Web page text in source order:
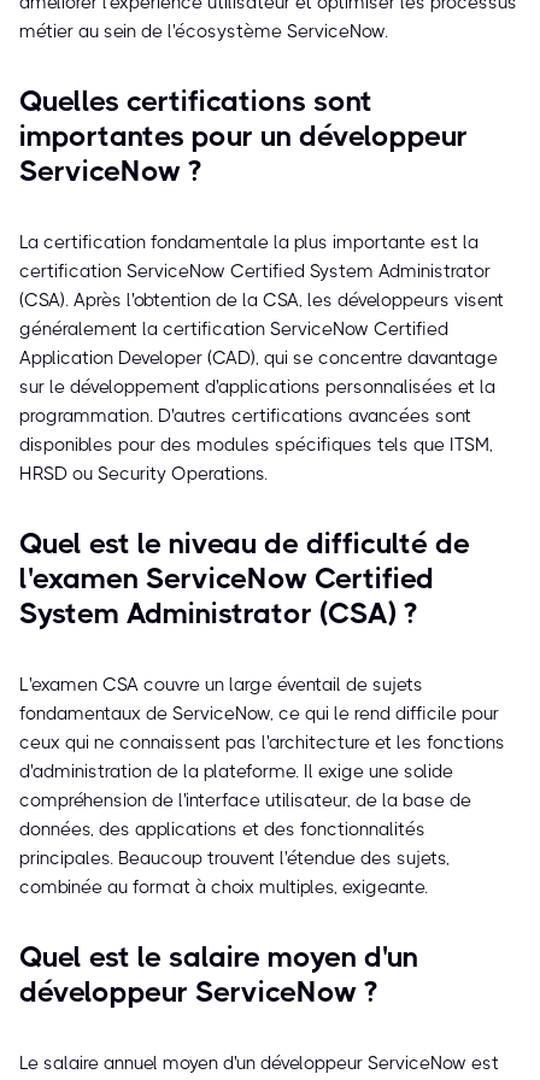
métier au sein de l'écosystème ServiceNow.
Quelles certifications sont
importantes pour un développeur
ServiceNow ?
La certification fondamentale la plus importante est la
certification ServiceNow Certified System Administrator
(CSA). Après l'obtention de la CSA, les développeurs visent
généralement la certification ServiceNow Certified
Application Developer (CAD), qui se concentre davantage
sur le développement d'applications personnalisées et la
programmation. D'autres certifications avancées sont
disponibles pour des modules spécifiques tels que ITSM,
HRSD ou Security Operations.
Quel est le niveau de difficulté de
l'examen ServiceNow Certified
System Administrator (CSA) ?
L'examen CSA couvre un large éventail de sujets
fondamentaux de ServiceNow, ce qui le rend difficile pour
ceux qui ne connaissent pas l'architecture et les fonctions
d'administration de la plateforme. Il exige une solide
compréhension de l'interface utilisateur, de la base de
données, des applications et des fonctionnalités
principales. Beaucoup trouvent l'étendue des sujets,
combinée au format à choix multiples, exigeante.
Quel est le salaire moyen d'un
développeur ServiceNow ?
Le salaire annuel moyen d'un développeur ServiceNow est